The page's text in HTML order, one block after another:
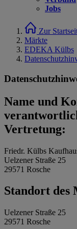
Jobs
Zur
Märkte
EDEKA Külbs
Name und
Vertretung:
Friedr. Külbs
Uelzener Straße 25
29571 Rosche
Standort des
Uelzener Straße 25
29571 Rosche